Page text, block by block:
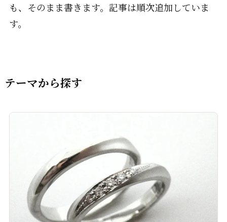
も、そのまま書きます。記事は順次追加していま
す。
テーマから探す